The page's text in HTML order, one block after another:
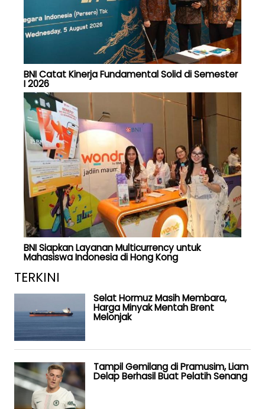
BNI Catat Kinerja Fundamental Solid di Semester
I 2026
BNI Siapkan Layanan Multicurrency untuk
Mahasiswa Indonesia di Hong Kong
TERKINI
Selat Hormuz Masih Membara,
Harga Minyak Mentah Brent
Melonjak
Tampil Gemilang di Pramusim, Liam
Delap Berhasil Buat Pelatih Senang